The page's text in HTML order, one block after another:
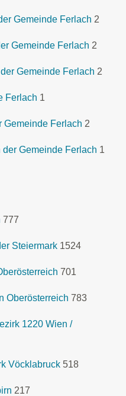
Gemeinde Ferlach 2
Gemeinde Ferlach 2
Gemeinde Ferlach 2
Ferlach 1
Gemeinde Ferlach 2
Gemeinde Ferlach 1
777
Steiermark 1524
701
Oberösterreich 783
1220 Wien /
Vöcklabruck 518
217